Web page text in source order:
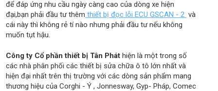
để đáp ứng nhu cầu ngày càng cao của dòng xe hiện
đại,bạn phải đầu tư thêm thiết bị đọc lỗi ECU GSCAN - 2 và
cái này thì không rẻ tí nào nhưng phải đầu tư nếu không
muốn tụt hậu.
Công ty Cổ phần thiết bị Tân Phát hiện là một trong số
các nhà phân phối các thiết bị sửa chữa ô tô lớn nhất và
hiện đại nhất trên thị trường với các dòng sản phẩm mang
thương hiệu của Corghi - Ý , Jonnesway, Gyp- Pháp, Comec